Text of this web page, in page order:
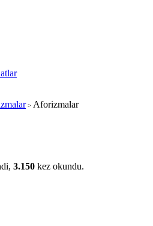
> Aforizmalar
3.150 kez okundu.